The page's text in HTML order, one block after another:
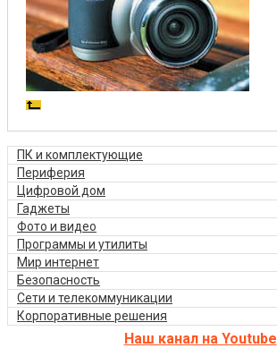
ПК и комплектующие
Периферия
Цифровой дом
Гаджеты
Фото и видео
Программы и утилиты
Мир интернет
Безопасность
Сети и телекоммуникации
Корпоративные решения
Наш канал на Youtube